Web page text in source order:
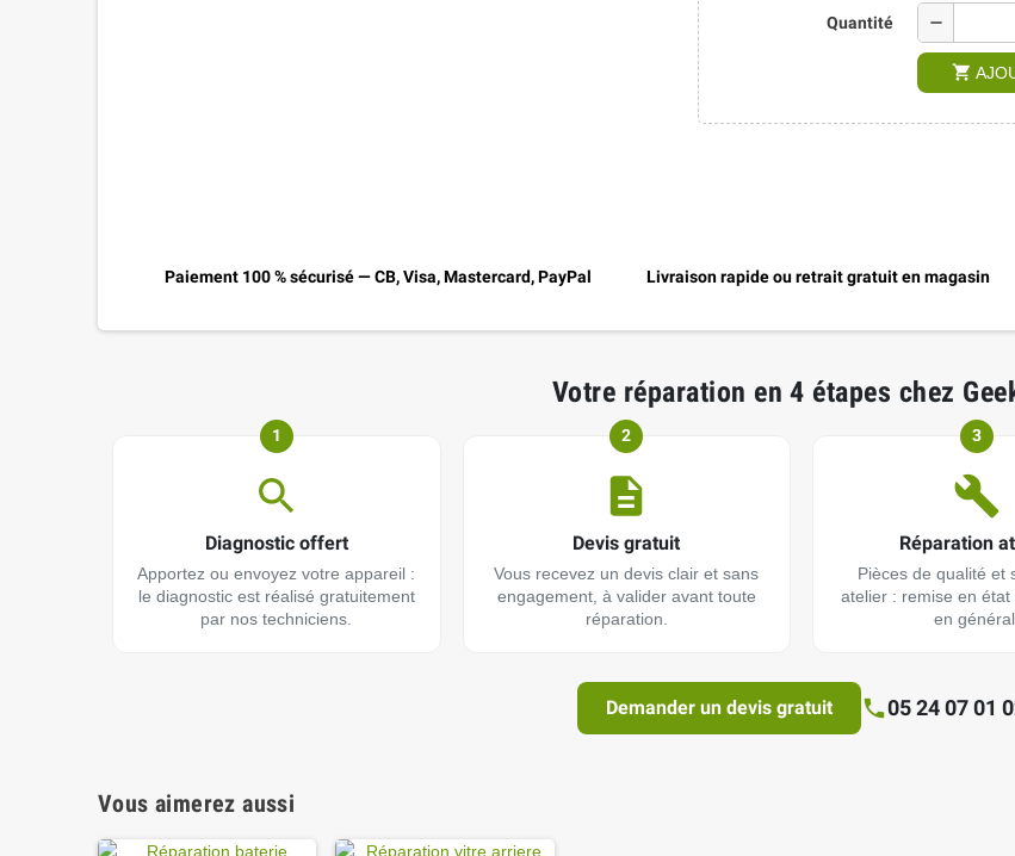
Quantité remove
shopping_cart
Paiement 100 % sécurisé — CB, Visa, Mastercard, PayPal Livraison rapide ou retrait gratuit en magasin
Votre réparation en 4 étapes chez
1
Diagnostic offert
Apportez ou envoyez votre appareil :
le diagnostic est réalisé gratuitement
par nos techniciens.
2
Devis gratuit
Vous recevez un devis clair et sans
engagement, à valider avant toute
réparation.
3
Réparation
Pièces de qualité et
atelier : remise en état
en
Demander un devis gratuit 05 24 07 01
Vous aimerez aussi